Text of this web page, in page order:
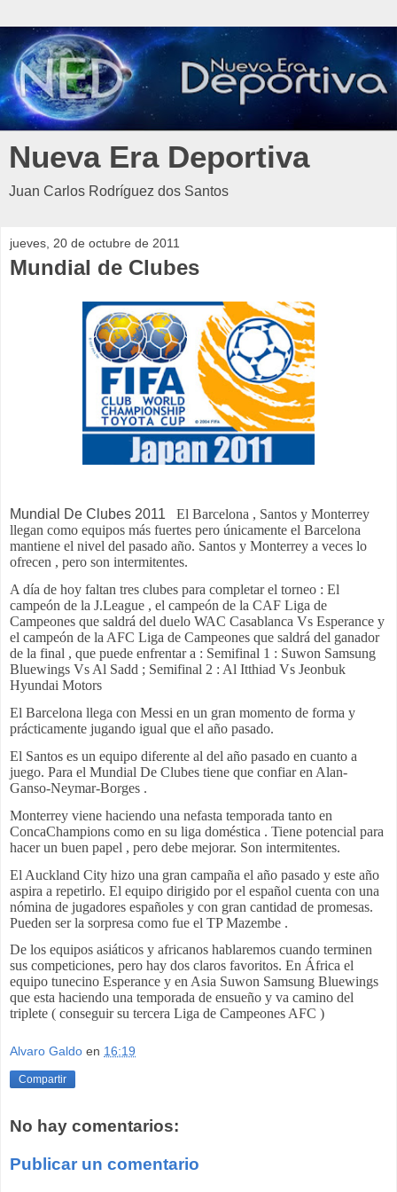
Nueva Era Deportiva
Juan Carlos Rodríguez dos Santos
jueves, 20 de octubre de 2011
Mundial de Clubes
Mundial De Clubes 2011
El Barcelona , Santos y Monterrey
llegan como equipos más fuertes pero únicamente el Barcelona
mantiene el nivel del pasado año. Santos y Monterrey a veces lo
ofrecen , pero son intermitentes.
A día de hoy faltan tres clubes para completar el torneo : El
campeón de la J.League , el campeón de la CAF Liga de
Campeones que saldrá del duelo WAC Casablanca Vs Esperance y
el campeón de la AFC Liga de Campeones que saldrá del ganador
de la final , que puede enfrentar a : Semifinal 1 : Suwon Samsung
Bluewings Vs Al Sadd ; Semifinal 2 : Al Itthiad Vs Jeonbuk
Hyundai Motors
El Barcelona llega con Messi en un gran momento de forma y
prácticamente jugando igual que el año pasado.
El Santos es un equipo diferente al del año pasado en cuanto a
juego. Para el Mundial De Clubes tiene que confiar en Alan-
Ganso-Neymar-Borges .
Monterrey viene haciendo una nefasta temporada tanto en
ConcaChampions como en su liga doméstica . Tiene potencial para
hacer un buen papel , pero debe mejorar. Son intermitentes.
El Auckland City hizo una gran campaña el año pasado y este año
aspira a repetirlo. El equipo dirigido por el español cuenta con una
nómina de jugadores españoles y con gran cantidad de promesas.
Pueden ser la sorpresa como fue el TP Mazembe .
De los equipos asiáticos y africanos hablaremos cuando terminen
sus competiciones, pero hay dos claros favoritos. En África el
equipo tunecino Esperance y en Asia Suwon Samsung Bluewings
que esta haciendo una temporada de ensueño y va camino del
triplete ( conseguir su tercera Liga de Campeones AFC )
Alvaro Galdo en 16:19
Compartir
No hay comentarios:
Publicar un comentario